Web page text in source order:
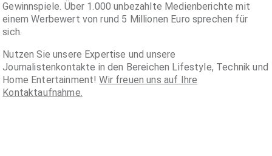
Gewinnspiele. Über 1.000 unbezahlte Medienberichte mit
einem Werbewert von rund 5 Millionen Euro sprechen für
sich.
Nutzen Sie unsere Expertise und unsere
Journalistenkontakte in den Bereichen Lifestyle, Technik und
Home Entertainment!Wir freuen uns auf Ihre
Kontaktaufnahme.